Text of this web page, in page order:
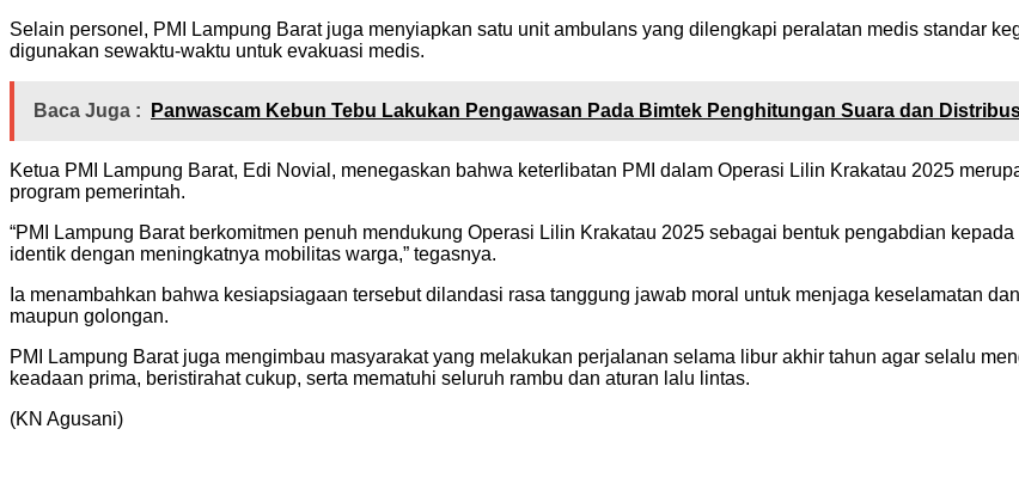
Selain personel, PMI Lampung Barat juga menyiapkan satu unit ambulans yang dilengkapi peralatan medis standar
digunakan sewaktu-waktu untuk evakuasi medis.
Baca Juga : Panwascam Kebun Tebu Lakukan Pengawasan Pada Bimtek Penghitungan Suara dan
Ketua PMI Lampung Barat, Edi Novial, menegaskan bahwa keterlibatan PMI dalam Operasi Lilin Krakatau 2025
program pemerintah.
“PMI Lampung Barat berkomitmen penuh mendukung Operasi Lilin Krakatau 2025 sebagai bentuk pengabdian
identik dengan meningkatnya mobilitas warga,” tegasnya.
Ia menambahkan bahwa kesiapsiagaan tersebut dilandasi rasa tanggung jawab moral untuk menjaga keselamatan
maupun golongan.
PMI Lampung Barat juga mengimbau masyarakat yang melakukan perjalanan selama libur akhir tahun agar selalu
keadaan prima, beristirahat cukup, serta mematuhi seluruh rambu dan aturan lalu lintas.
(KN Agusani)